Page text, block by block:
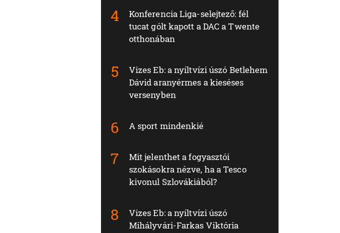
Konferencia Liga-selejtező: fél
tucat gólt kapott a DAC a Twente
otthonában
Vizes Eb: a nyíltvízi úszó Betlehem
Dávid aranyérmes a kieséses
versenyben
A sport mindenkié
Mit jelenthet a fogyasztói
szokásokra nézve, ha a Tesco
kivonul Szlovákiából?
Vizes Eb: a nyíltvízi úszó
Mihályvári-Farkas Viktória